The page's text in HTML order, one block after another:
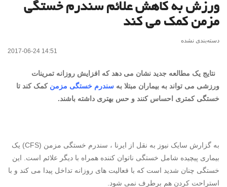
ورزش به کاهش علائم سندرم خستگی
مزمن کمک می کند
دسته‌بندی نشده
2017-06-24 14:51
نتایج یک مطالعه جدید نشان می دهد که افزایش روزانه تمرینات
ورزشی می تواند به بیماران مبتلا به سندرم خستگی مزمن کمک کند تا
خستگی کمتری احساس کنند و حس بهتری داشته باشند.
به گزارش سایک نیوز به نقل از ایرنا ، سندرم خستگی مزمن (CFS) یک
بیماری پیچیده شامل خستگی ناتوان کننده همراه با دیگر علائم است. این
خستگی چنان شدید است که با فعالیت های روزانه تداخل پیدا می کند و با
استراحت کردن هم برطرف نمی شود.